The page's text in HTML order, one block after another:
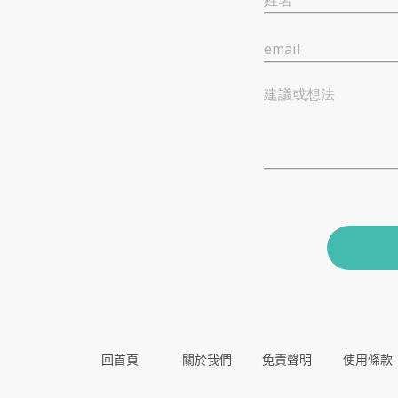
email
建議或想法
回首頁 關於我們 免責聲明 使用條款